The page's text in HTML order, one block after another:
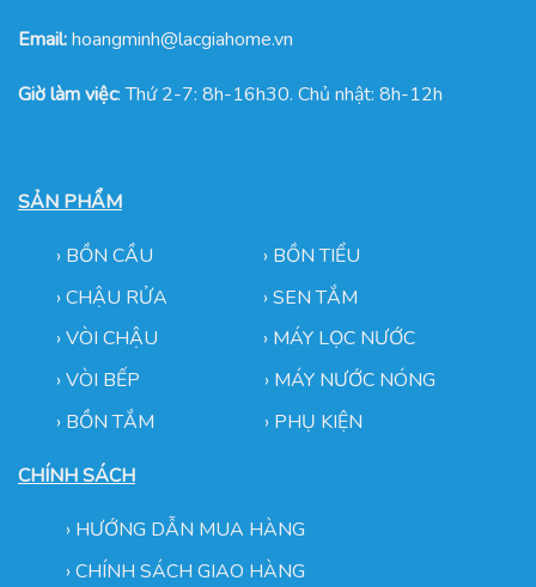
Email:hoangminh@lacgiahome.vn
Giờ làm việc: Thứ 2-7: 8h-16h30. Chủ nhật: 8h-12h
SẢN PHẨM
› BỒN CẦU › BỒN TIỂU
›CHẬU RỬA
› SEN TẮM
›VÒI CHẬU › MÁY LỌC NƯỚC
› VÒI BẾP
› MÁY NƯỚC NÓNG
› BỒN TẮM
› PHỤ KIỆN
CHÍNH SÁCH
› HƯỚNG DẪN MUA HÀNG
›CHÍNH SÁCH GIAO HÀNG